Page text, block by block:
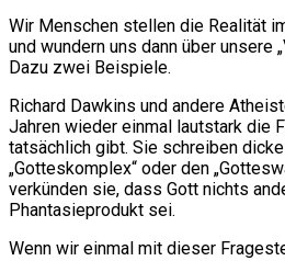
Wir Menschen stellen die Realität
und wundern uns dann über unsere
Dazu zwei Beispiele.
Richard Dawkins und andere
Jahren wieder einmal lautstark die
tatsächlich gibt. Sie schreiben
„Gotteskomplex“ oder den
verkünden sie, dass Gott nichts
Phantasieprodukt sei.
Wenn wir einmal mit dieser